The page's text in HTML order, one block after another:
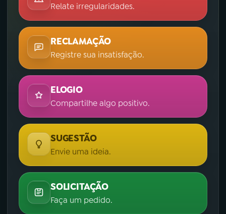
Relate irregularidades.
RECLAMAÇÃO
Registre sua insatisfação.
ELOGIO
Compartilhe algo positivo.
SUGESTÃO
Envie uma ideia.
SOLICITAÇÃO
Faça um pedido.